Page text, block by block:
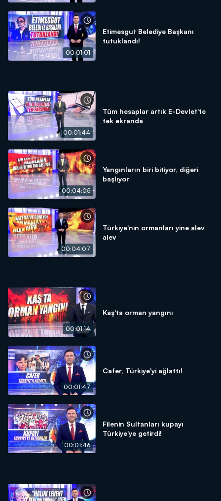
00:01:01
Etimesgut Belediye Başkanı
tutuklandı!
00:01:44
Tüm hesaplar artık E-Devlet'te
tek ekranda
00:04:05
Yangınların biri bitiyor, diğeri
başlıyor
00:04:07
Türkiye'nin ormanları yine alev
alev
00:01:14
Kaş'ta orman yangını
00:01:47
Cafer, Türkiye'yi ağlattı!
00:01:46
Filenin Sultanları kupayı
Türkiye'ye getirdi!